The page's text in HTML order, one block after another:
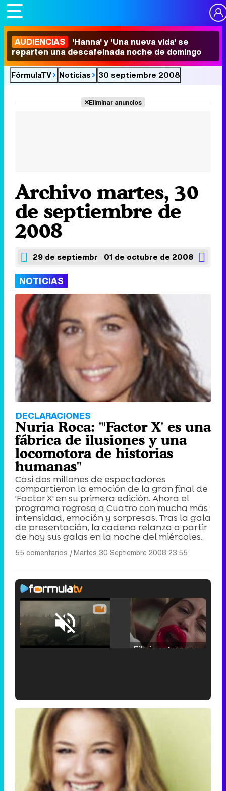
AUDIENCIAS 'Hanna' y 'Una nueva vida' se
reparten una descafeinada noche de domingo
FórmulaTV Noticias 30 septiembre 2008
Eliminar anuncios
Archivo martes, 30
de septiembre de
2008
29 de septiembre de 200801 de octubre de 2008
NOTICIAS
DECLARACIONES
Nuria Roca: "'Factor X' es una
fábrica de ilusiones y una
locomotora de historias
humanas"
Casi dos millones de espectadores
compartieron la emoción de la gran final de
'Factor X' en su primera edición. Ahora el
programa regresa a Cuatro con mucha más
intensidad, emoción y sorpresas. Tras la gala
de presentación, la cadena relanza a partir
de hoy sus galas en la noche del miércoles.
55 comentarios |Martes 30 Septiembre 2008 23:55
/
Loaded:
'120 Minutos' celebra sus 2.000 programas en Telemadrid con un vídeo del día a día en la redacción